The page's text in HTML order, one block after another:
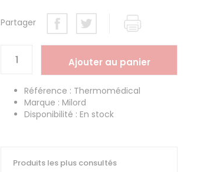
Partager
Référence : Thermomédical
Marque : Milord
Disponibilité : En stock
Produits les plus consultés